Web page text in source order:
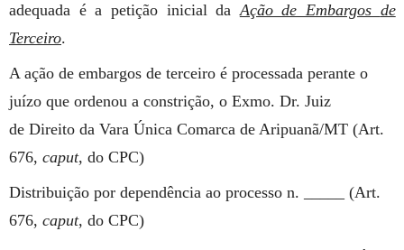
adequada é a petição inicial daAção de Embargos de
Terceiro.
A ação de embargos de terceiro é processada perante o
juízo que ordenou a constrição, o Exmo. Dr. Juiz
de Direito da Vara Única Comarca de Aripuanã/MT (Art.
676, caput, do CPC)
Distribuição por dependência ao processo n. _____ (Art.
676, caput, do CPC)